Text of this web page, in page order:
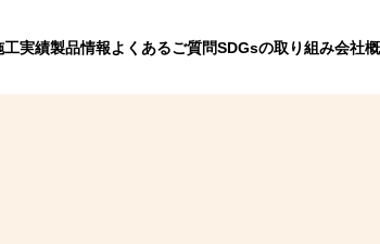
工実績製品情報よくあるご質問SDGsの取り組み会社